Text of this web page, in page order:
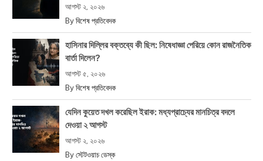
আগস্ট ২, ২০২৬
By বিশেষ প্রতিবেদক
হাসিনার দিল্লির বক্তব্যে কী ছিল: নিষেধাজ্ঞা পেরিয়ে কোন রাজনৈতিক
বার্তা দিলেন?
আগস্ট ৫, ২০২৬
By বিশেষ প্রতিবেদক
যেদিন কুয়েত দখল করেছিল ইরাক: মধ্যপ্রাচ্যের মানচিত্র বদলে
দেওয়া ২ আগস্ট
আগস্ট ২, ২০২৬
By স্টেটওয়াচ ডেস্ক